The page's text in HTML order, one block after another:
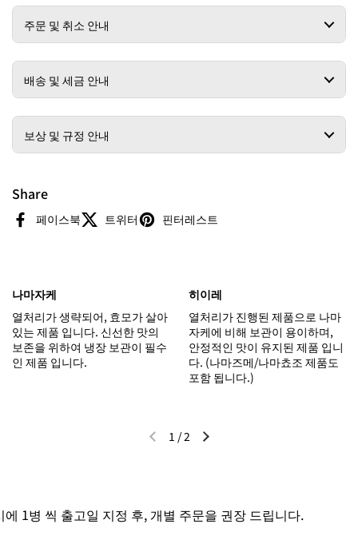
주문 및 취소 안내
배송 및 세금 안내
보상 및 규정 안내
Share
페이스북 트위터 핀터레스트
나마자케
열처리가 생략되어, 효모가 살아
있는 제품 입니다. 신선한 맛의
보존을 위하여 냉장 보관이 필수
인 제품 입니다.
히이레
열처리가 진행된 제품으로 나마
자케에 비해 보관이 용이하며,
안정적인 맛이 유지된 제품 입니
다. (나마즈메/나마쵸조 제품도
포함 됩니다.)
이전 슬라이드다음 슬라이드
1 /2
1병 씩 출고일 지정 후, 개별 주문을 권장 드립니다.